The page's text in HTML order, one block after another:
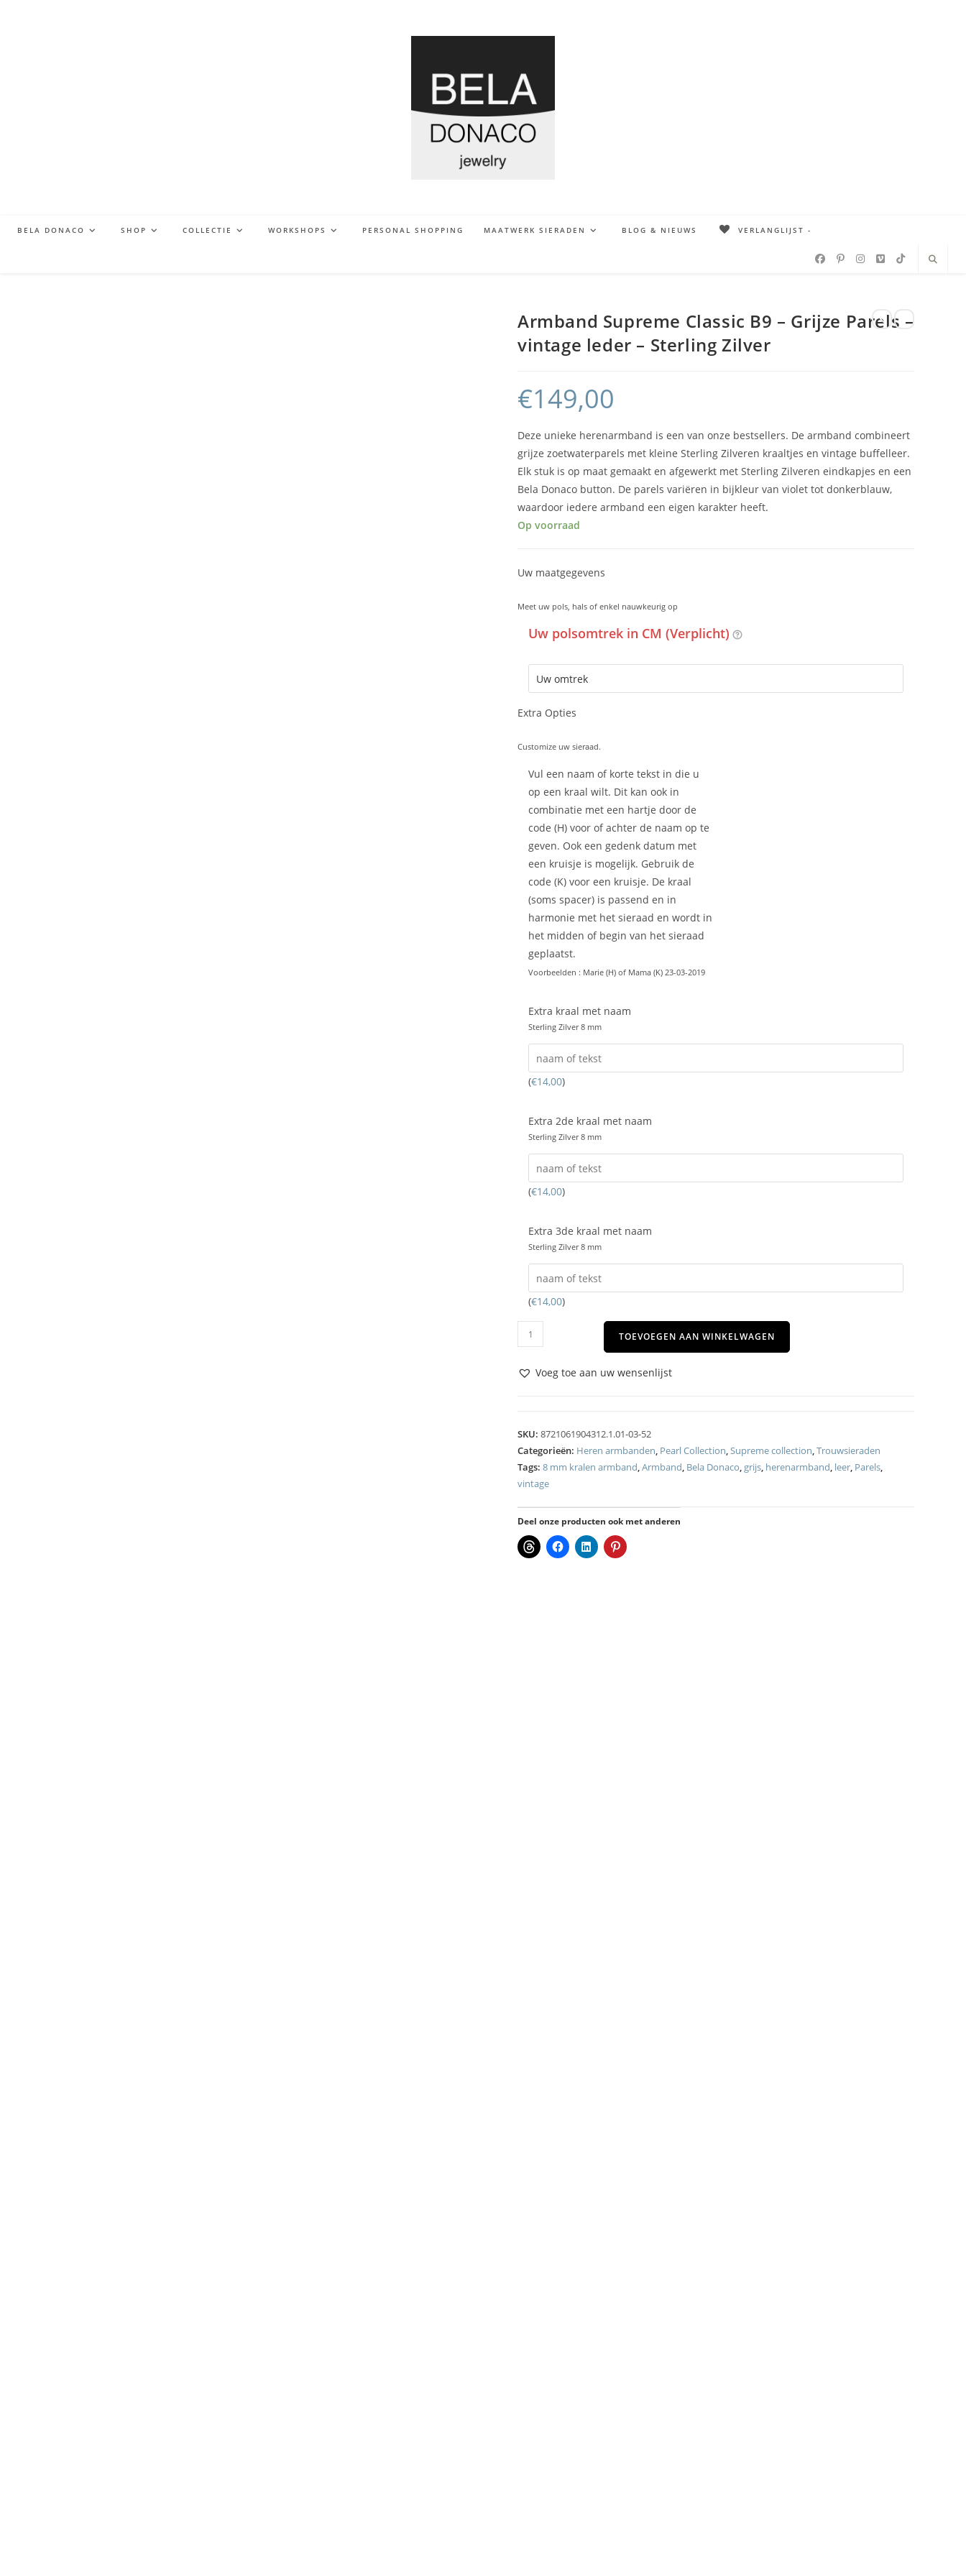
BELA DONACO SHOP COLLECTIE WORKSHOPS PERSONAL SHOPPING MAATWERK SIERADEN BLOG & NIEUWS VERLANGLIJST -
Armband Supreme Classic B9 – Grijze Parels –
vintage leder – Sterling Zilver
€149,00
Deze unieke herenarmband is een van onze bestsellers. De armband combineert
grijze zoetwaterparels met kleine Sterling Zilveren kraaltjes en vintage buffelleer.
Elk stuk is op maat gemaakt en afgewerkt met Sterling Zilveren eindkapjes en een
Bela Donaco button. De parels variëren in bijkleur van violet tot donkerblauw,
waardoor iedere armband een eigen karakter heeft.
Op voorraad
Uw maatgegevens
Meet uw pols, hals of enkel nauwkeurig op
Uw polsomtrek in CM (Verplicht)
Extra Opties
Customize uw sieraad.
Vul een naam of korte tekst in die u
op een kraal wilt. Dit kan ook in
combinatie met een hartje door de
code (H) voor of achter de naam op te
geven. Ook een gedenk datum met
een kruisje is mogelijk. Gebruik de
code (K) voor een kruisje. De kraal
(soms spacer) is passend en in
harmonie met het sieraad en wordt in
het midden of begin van het sieraad
geplaatst.
Voorbeelden : Marie (H) of Mama (K) 23-03-2019
Extra kraal met naam
Sterling Zilver 8 mm
(€14,00)
Extra 2de kraal met naam
Sterling Zilver 8 mm
(€14,00)
Extra 3de kraal met naam
Sterling Zilver 8 mm
(€14,00)
TOEVOEGEN AAN WINKELWAGEN
Voeg toe aan uw wensenlijst
SKU: 8721061904312.1.01-03-52
Categorieën: Heren armbanden, Pearl Collection,Supreme collection,Trouwsieraden
Tags: 8 mm kralen armband,Armband, Bela Donaco, grijs, herenarmband, leer, Parels,
vintage
Deel onze producten ook met anderen